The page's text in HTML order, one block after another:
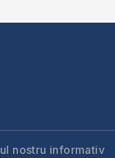
nostru informativ